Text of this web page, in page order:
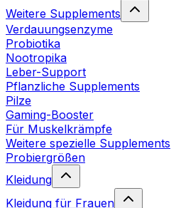
Weitere Supplements
Verdauungsenzyme
Probiotika
Nootropika
Leber-Support
Pflanzliche Supplements
Pilze
Gaming-Booster
Für Muskelkrämpfe
Weitere spezielle Supplements
Probiergrößen
Kleidung
Kleidung für Frauen